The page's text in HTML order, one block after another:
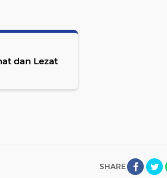
dan Lezat
SHARE